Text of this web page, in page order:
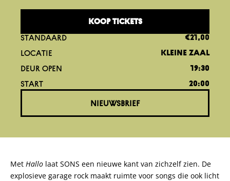
KOOP TICKETS
STANDAARD €21,00
LOCATIE KLEINE ZAAL
DEUR OPEN 19:30
START 20:00
NIEUWSBRIEF
Met Hallo laat SONS een nieuwe kant van zichzelf zien. De
explosieve garage rock maakt ruimte voor songs die ook licht